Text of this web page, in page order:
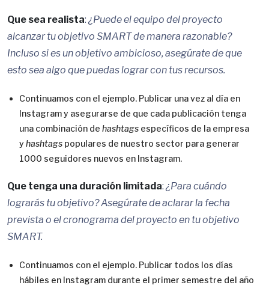
Que sea realista: ¿Puede el equipo del proyecto
alcanzar tu objetivo SMART de manera razonable?
Incluso si es un objetivo ambicioso, asegúrate de que
esto sea algo que puedas lograr con tus recursos.
Continuamos con el ejemplo. Publicar una vez al día en
Instagram y asegurarse de que cada publicación tenga
una combinación de hashtags específicos de la empresa
y hashtags populares de nuestro sector para generar
1000 seguidores nuevos en Instagram.
Que tenga una duración limitada: ¿Para cuándo
lograrás tu objetivo? Asegúrate de aclarar la fecha
prevista o el cronograma del proyecto en tu objetivo
SMART.
Continuamos con el ejemplo. Publicar todos los días
hábiles en Instagram durante el primer semestre del año